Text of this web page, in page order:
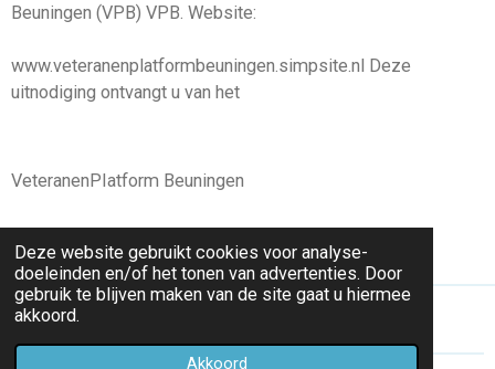
Deze website gebruikt cookies voor analyse-
doeleinden en/of het tonen van advertenties. Door
gebruik te blijven maken van de site gaat u hiermee
akkoord.
Akkoord
Beuningen (VPB) VPB. Website:
www.veteranenplatformbeuningen.simpsite.nl Deze
uitnodiging ontvangt u van het
VeteranenPIatform Beuningen